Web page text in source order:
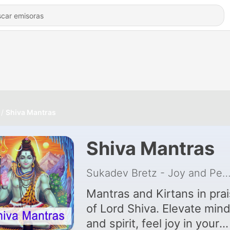
Shiva Mantras
Shiva Mantras
Sukadev Bretz - Joy and Peace through Kirtan
Mantras and Kirtans in
of Lord Shiva. Elevate mind
and spirit, feel joy in your